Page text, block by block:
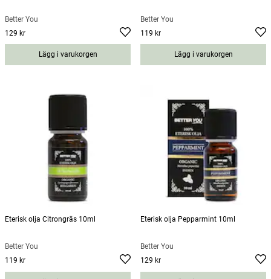
Better You
Pris:
129 kr
Lägg i varukorgen
Better You
Pris:
119 kr
Lägg i varukorgen
Eterisk olja Citrongräs 10ml
Better You
Pris:
119 kr
Eterisk olja Pepparmint 10ml
Better You
Pris:
129 kr